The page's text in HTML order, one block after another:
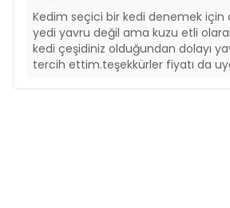
Kedim seçici bir kedi denemek için
yedi yavru değil ama kuzu etli
kedi çeşidiniz olduğundan dolayı
tercih ettim.teşekkürler fiyatı da